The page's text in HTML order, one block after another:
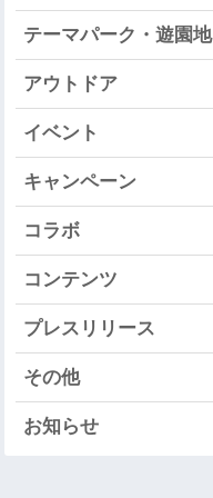
テーマパーク・遊園地
アウトドア
イベント
キャンペーン
コラボ
コンテンツ
プレスリリース
その他
お知らせ